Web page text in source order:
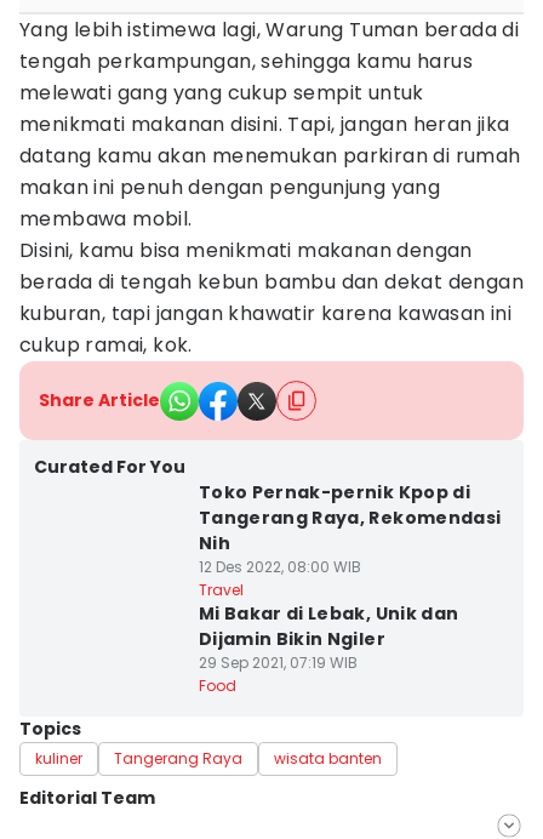
Yang lebih istimewa lagi, Warung Tuman berada di
tengah perkampungan, sehingga kamu harus
melewati gang yang cukup sempit untuk
menikmati makanan disini. Tapi, jangan heran jika
datang kamu akan menemukan parkiran di rumah
makan ini penuh dengan pengunjung yang
membawa mobil.
Disini, kamu bisa menikmati makanan dengan
berada di tengah kebun bambu dan dekat dengan
kuburan, tapi jangan khawatir karena kawasan ini
cukup ramai, kok.
Share Article
Curated For You
Toko Pernak-pernik Kpop di
Tangerang Raya, Rekomendasi
Nih
12 Des 2022, 08:00 WIB
Travel
Mi Bakar di Lebak, Unik dan
Dijamin Bikin Ngiler
29 Sep 2021, 07:19 WIB
Food
Topics
kuliner Tangerang Raya wisata banten
Editorial Team